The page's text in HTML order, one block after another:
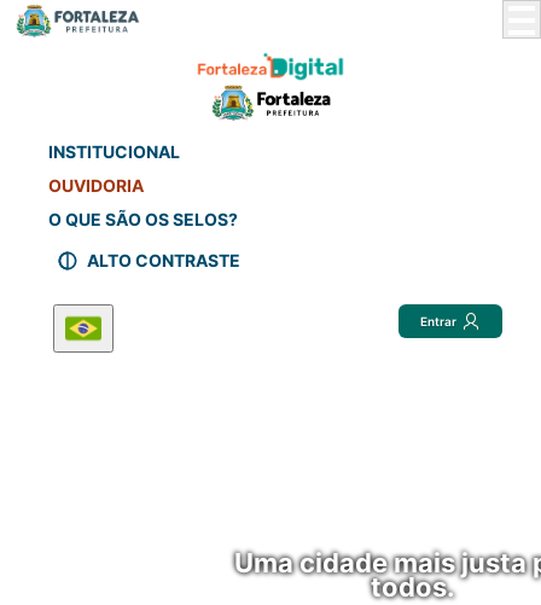
INSTITUCIONAL
OUVIDORIA
O QUE SÃO OS SELOS?
ALTO CONTRASTE
Entrar
Uma cidade mais justa
todos.